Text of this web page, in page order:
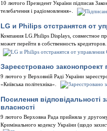
10 лютого Президент України пiдписав
телебачення i радiомовлення».
LG и Philips отстранятся от
Компания LG.Philips Displays, совместное
может перейти в собственность кредиторов.
Зареєстровано законопроект
9 лютого у Верховнiй Радi України
«Київська полiтехнiка».
Посилення відповідальності
власності
9 лютого Верховна Рада прийняла у
Кримiнального кодексу України (щодо